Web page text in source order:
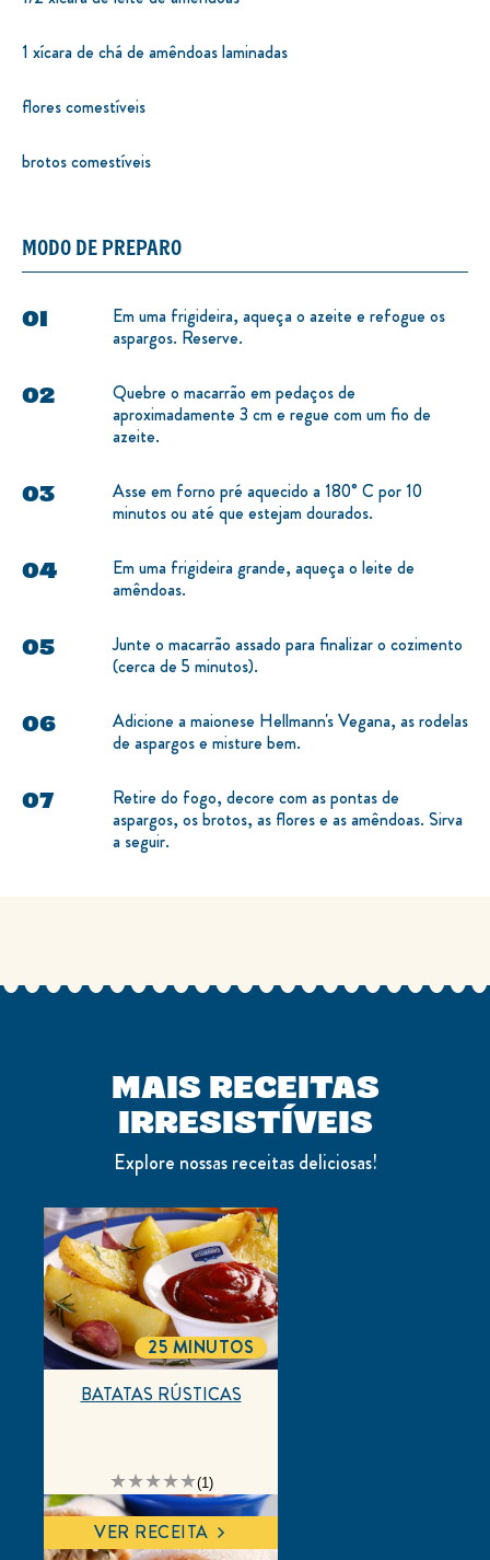
1/2 xícara de leite de amêndoas
1 xícara de chá de amêndoas laminadas
flores comestíveis
aspargos. Reserve.
Quebre o macarrão em pedaços de
azeite.
minutos ou até que estejam dourados.
amêndoas.
(cerca de 5 minutos).
de aspargos e misture bem.
Retire do fogo, decore com as pontas de
SEJA O PRIMEIRO A AVALIAR!
FAÇA UMA PERGUNTA
MAIS RECEITAS
IRRESISTÍVEIS
Explore nossas receitas deliciosas!